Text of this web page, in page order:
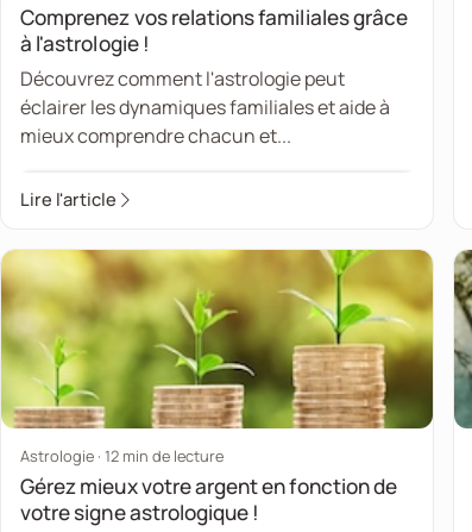
Comprenez vos relations familiales grâce
à l'astrologie !
Découvrez comment l'astrologie peut
éclairer les dynamiques familiales et aide à
mieux comprendre chacun et...
Lire l'article
Astrologie · 12 min de lecture
Gérez mieux votre argent en fonction de
votre signe astrologique !